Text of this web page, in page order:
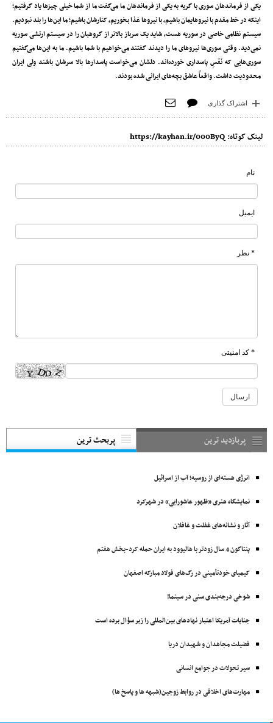
یکی از فرماندهان سوری با گریه به یکی از فرماندهان ما می‌گفت ما از شما خیلی چیزها یاد گرفتیم؛
اینکه در خط مقدم با نیروهایمان باشیم، با نیروها غذا بخوریم، کنارشان باشیم؛ ما این‌ها را بلد نبودیم.
سیستم نظامی خاصی در سوریه هست، شاید یک سرباز بالاتر از گروهبان را در سیستم ارتشی سوریه
نمی‌دید. وقتی سوری‌ها نیروهای ما را دیدند گفتند می‌خواهیم با شما باشیم. ما به این‌ها می‌گفتیم
سوری‌هایی که نَفَسِ پاسداری خورده‌اند. دلشان می‌خواست پاسدارها بالا سرشان باشند ولی ایران
محدودیت داشت. واقعاً عاشق بچه‌های ایرانی شده بودند.
اشتراک گذاری
لینک کوتاه: https://kayhan.ir/000ByQ
نام
ایمیل
* نظر
* کد امنیتی
پربازدید ترین پربحث ترین
انرژی هسته‌ای از روسیه؛ آب از اسرائیل
نمایشگاه هنری «ظهور عاشورایی» در شهرکرد
آثار و نشانه‌های غفلت و غافلان
پنتاگون 4 سال زودتر با ‌هالیوود به ایران حمله کرد-بخش هفتم
کیمیای خودتأمینی در رگ‌های فولاد مبارکه اصفهان
شوخی درجه‌بندی سنی در سینما!
جنایات آمریکا اعتبار نهادهای بین‌المللی را زیر سؤال برده است
فضیلت مجاهدان و شهیدان دریا
سیر تحولات در جوامع انسانی
مهارت‌های اخلاقی در روابط زوجین(شبهه ها و پاسخ ها)